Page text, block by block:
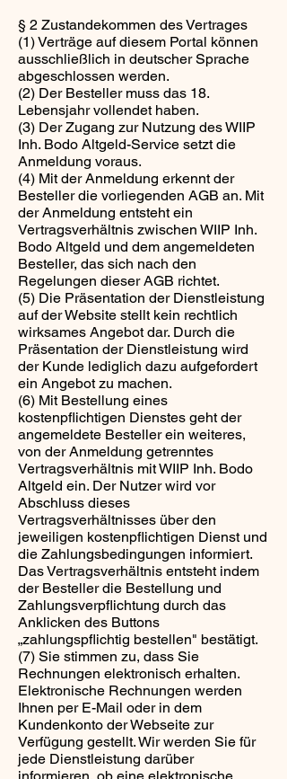
§ 2 Zustandekommen des Vertrages
(1) Verträge auf diesem Portal können
ausschließlich in deutscher Sprache
abgeschlossen werden.
(2) Der Besteller muss das 18.
Lebensjahr vollendet haben.
(3) Der Zugang zur Nutzung des WIIP
Inh. Bodo Altgeld-Service setzt die
Anmeldung voraus.
(4) Mit der Anmeldung erkennt der
Besteller die vorliegenden AGB an. Mit
der Anmeldung entsteht ein
Vertragsverhältnis zwischen WIIP Inh.
Bodo Altgeld und dem angemeldeten
Besteller, das sich nach den
Regelungen dieser AGB richtet.
(5) Die Präsentation der Dienstleistung
auf der Website stellt kein rechtlich
wirksames Angebot dar. Durch die
Präsentation der Dienstleistung wird
der Kunde lediglich dazu aufgefordert
ein Angebot zu machen.
(6) Mit Bestellung eines
kostenpflichtigen Dienstes geht der
angemeldete Besteller ein weiteres,
von der Anmeldung getrenntes
Vertragsverhältnis mit WIIP Inh. Bodo
Altgeld ein. Der Nutzer wird vor
Abschluss dieses
Vertragsverhältnisses über den
jeweiligen kostenpflichtigen Dienst und
die Zahlungsbedingungen informiert.
Das Vertragsverhältnis entsteht indem
der Besteller die Bestellung und
Zahlungsverpflichtung durch das
Anklicken des Buttons
„zahlungspflichtig bestellen" bestätigt.
(7) Sie stimmen zu, dass Sie
Rechnungen elektronisch erhalten.
Elektronische Rechnungen werden
Ihnen per E-Mail oder in dem
Kundenkonto der Webseite zur
Verfügung gestellt. Wir werden Sie für
jede Dienstleistung darüber